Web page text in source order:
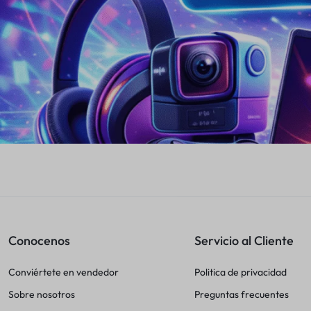
Bebés y Niños
Autos y Motos
Lo Nuevo
Más Vendidos
Conocenos
Conviértete en vendedor
Sobre nosotros
Servicio al Cliente
Politica de privacidad
Preguntas frecuentes